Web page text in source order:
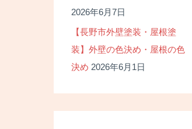
2026年6月7日
【長野市外壁塗装・屋根塗
装】外壁の色決め・屋根の色
決め 2026年6月1日